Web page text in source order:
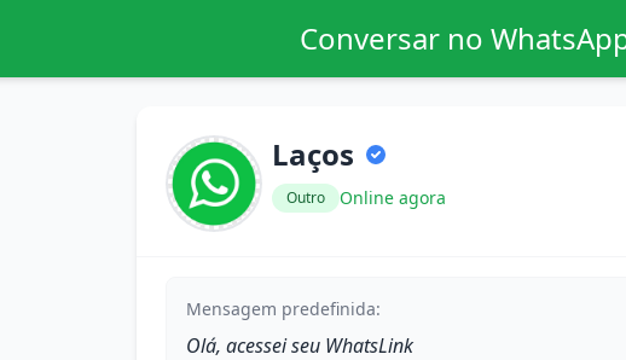
Conversar no
Laços
Outro Online agora
Mensagem predefinida:
Olá, acessei seu WhatsLink